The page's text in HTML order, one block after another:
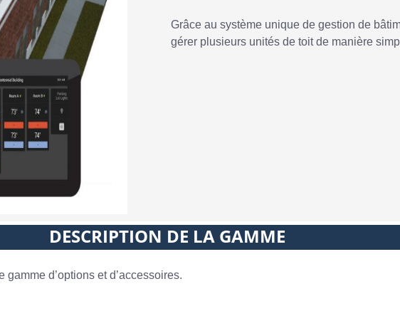
Grâce au système unique de gestion de
gérer plusieurs unités de toit de manière
DESCRIPTION DE LA GAMME
d’options et d’accessoires.